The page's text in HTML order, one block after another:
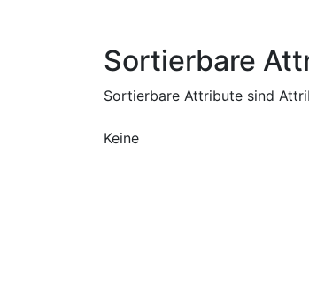
Sortierbare
Sortierbare Attribute sind
Keine